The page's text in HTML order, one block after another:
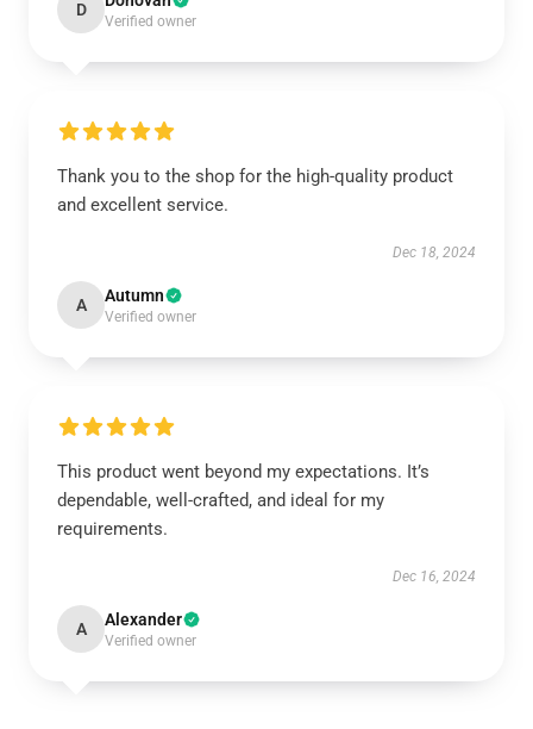
D
Verified owner
Thank you to the shop for the high-quality product
and excellent service.
Dec 18, 2024
A Autumn
Verified owner
This product went beyond my expectations. It’s
dependable, well-crafted, and ideal for my
requirements.
Dec 16, 2024
A Alexander
Verified owner